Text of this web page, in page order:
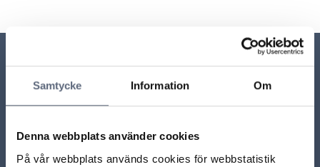
Samtycke Information Om
Denna webbplats använder cookies
På vår webbplats används cookies för webbstatistik
Relaterade sidor till frågan
paket av tjänster i tid?